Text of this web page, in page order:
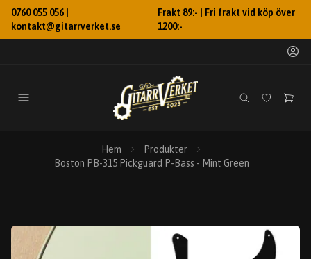
0760 055 056 |
kontakt@gitarrverket.se
Frakt 89:- | Fri frakt vid köp över
1200:-
Hem
Produkter
Boston PB-315 Pickguard P-Bass - Mint Green